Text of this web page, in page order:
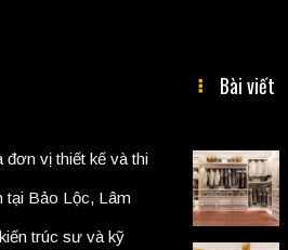
vị thiết kế và thi
tại Bảo Lộc, Lâm
trúc sư và kỹ
Bài viết